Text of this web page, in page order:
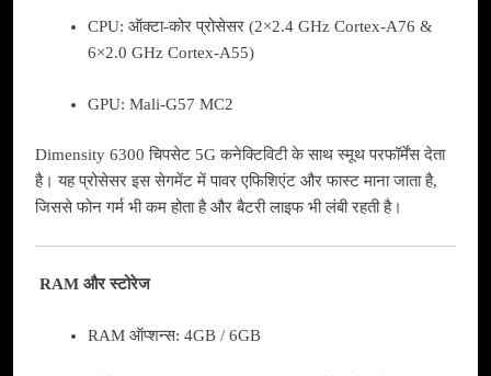
CPU: ऑक्टा-कोर प्रोसेसर (2×2.4 GHz Cortex-A76 &
6×2.0 GHz Cortex-A55)
GPU: Mali-G57 MC2
Dimensity 6300 चिपसेट 5G कनेक्टिविटी के साथ स्मूथ परफॉर्मेंस देता
है। यह प्रोसेसर इस सेगमेंट में पावर एफिशिएंट और फास्ट माना जाता है,
जिससे फोन गर्म भी कम होता है और बैटरी लाइफ भी लंबी रहती है।
RAM और स्टोरेज
RAM ऑप्शन्स: 4GB / 6GB